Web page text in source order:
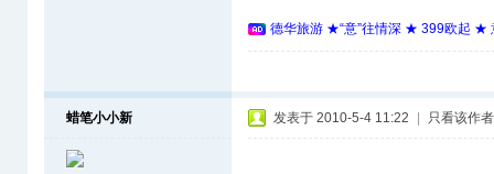
德华旅游 ★“意”往情深 ★ 399欧起 ★
蜡笔小小新 发表于 2010-5-4 11:22 只看该作者